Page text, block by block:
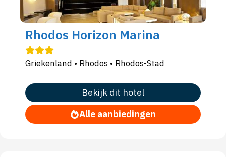
Rhodos Horizon Marina
Griekenland • Rhodos • Rhodos-Stad
Bekijk dit hotel
Alle aanbiedingen